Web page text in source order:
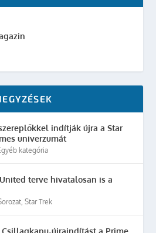
indítják újra a Star
univerzumát
kategória
terve hivatalosan is a
,Star Trek